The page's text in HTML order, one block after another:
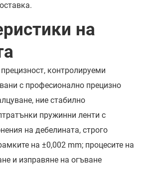
на
контролируеми
с професионално прецизно
ние стабилно
пружинни ленти с
на дебелината, строго
на ±0,002 mm; процесите на
и изправяне на огъване